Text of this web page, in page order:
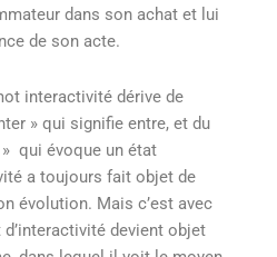
dans son achat et lui
de son acte.
interactivité dérive de
» qui signifie entre, et du
qui évoque un état
a toujours fait objet de
évolution. Mais c’est avec
devient objet